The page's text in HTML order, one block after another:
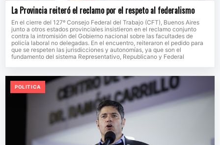
La Provincia reiteró el reclamo por el respeto al federalismo
En el cierre del 127º Consejo Federal del Trabajo (CFT), Buenos Aires
junto a otros estados provinciales insistieron en el reclamo conjunto
contra la intromisión del Gobierno nacional sobre las facultades de
policía laboral no delegadas. En el encuentro, reiteraron el pedido para
que se respeten las jurisdicciones y autonomías, ya que son el
fundamento del sistema Representativo, Republicano y Federal
POLITICA